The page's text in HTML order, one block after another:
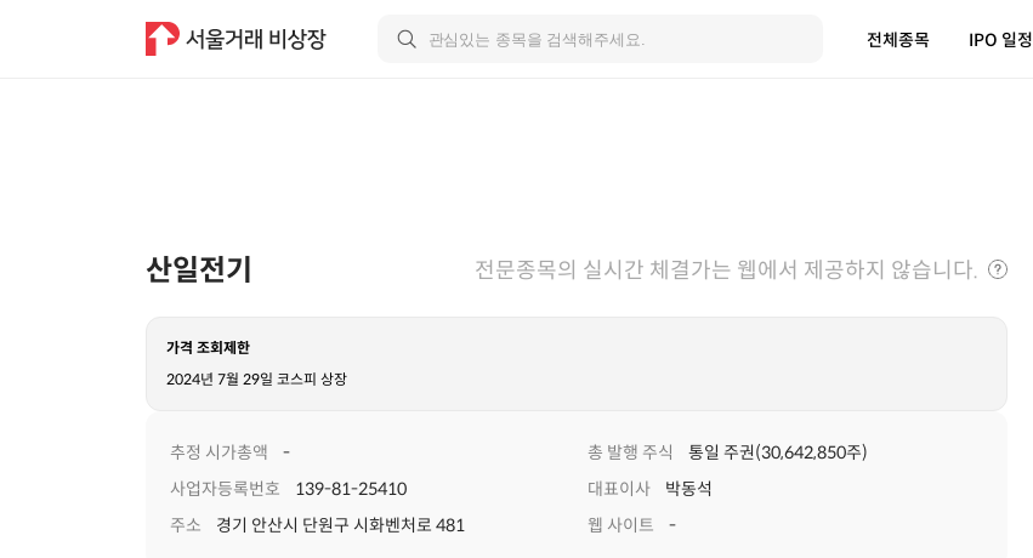
전체종목 IPO 일정
산일전기 전문종목의 실시간 체결가는 웹에서 제공하지 않습니다.
가격 조회제한
2024년 7월 29일 코스피 상장
추정 시가총액 - 총 발행 주식
통일 주권(30,642,850주)
사업자등록번호
139-81-25410 대표이사
박동석
주소
경기 안산시 단원구 시화벤처로 481 웹 사이트 -